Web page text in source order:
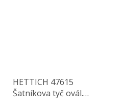
HETTICH 47615
Šatníkova tyč ovál.